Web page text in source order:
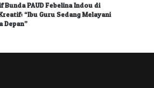
Bunda PAUD Febelina Indou di
“Ibu Guru Sedang Melayani
Depan”